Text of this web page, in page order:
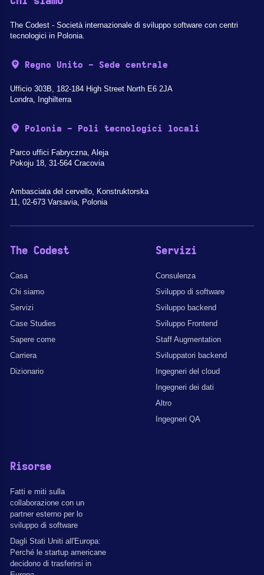
The Codest - Società internazionale di sviluppo software con centri
tecnologici in Polonia.
Regno Unito - Sede centrale
Ufficio 303B, 182-184 High Street North E6 2JA
Londra, Inghilterra
Polonia - Poli tecnologici locali
Parco uffici Fabryczna, Aleja
Pokoju 18, 31-564 Cracovia
Ambasciata del cervello, Konstruktorska
11, 02-673 Varsavia, Polonia
The Codest
Casa
Chi siamo
Servizi
Case Studies
Sapere come
Carriera
Dizionario
Servizi
Consulenza
Sviluppo di software
Sviluppo backend
Sviluppo Frontend
Staff Augmentation
Sviluppatori backend
Ingegneri del cloud
Ingegneri dei dati
Altro
Ingegneri QA
Risorse
Fatti e miti sulla
collaborazione con un
partner esterno per lo
sviluppo di software
Dagli Stati Uniti all'Europa:
Perché le startup americane
decidono di trasferirsi in